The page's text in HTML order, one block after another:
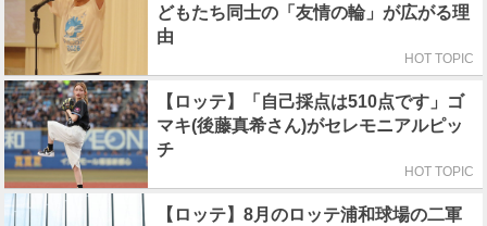
どもたち同士の「友情の輪」が広がる理
由
HOT TOPIC
【ロッテ】「自己採点は510点です」ゴ
マキ(後藤真希さん)がセレモニアルピッ
チ
HOT TOPIC
【ロッテ】8月のロッテ浦和球場の二軍